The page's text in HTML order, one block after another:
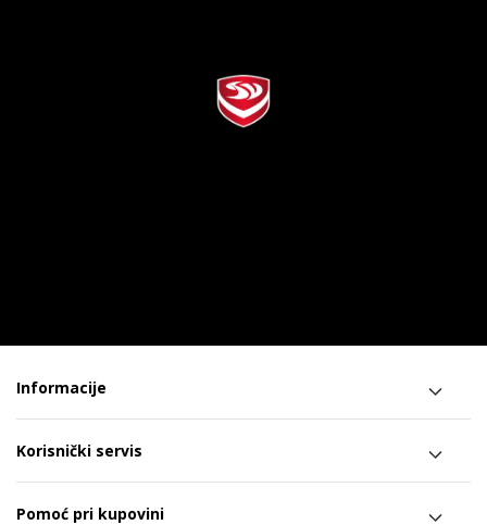
Informacije
Korisnički servis
Pomoć pri kupovini